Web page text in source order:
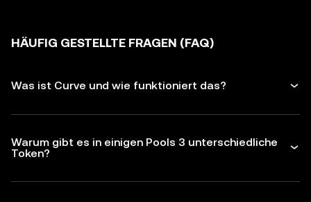
HÄUFIG GESTELLTE FRAGEN (FAQ)
Was ist Curve und wie funktioniert das?
Warum gibt es in einigen Pools 3 unterschiedliche
Token?